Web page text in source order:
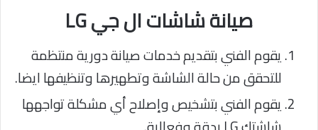
صيانة شاشات ال جي LG
يقوم الفني بتقديم خدمات صيانة دورية منتظمة
للتحقق من حالة الشاشة وتطهيرها وتنظيفها ايضا.
يقوم الفني بتشخيص وإصلاح أي مشكلة تواجهها